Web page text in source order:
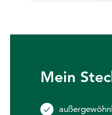
Mein